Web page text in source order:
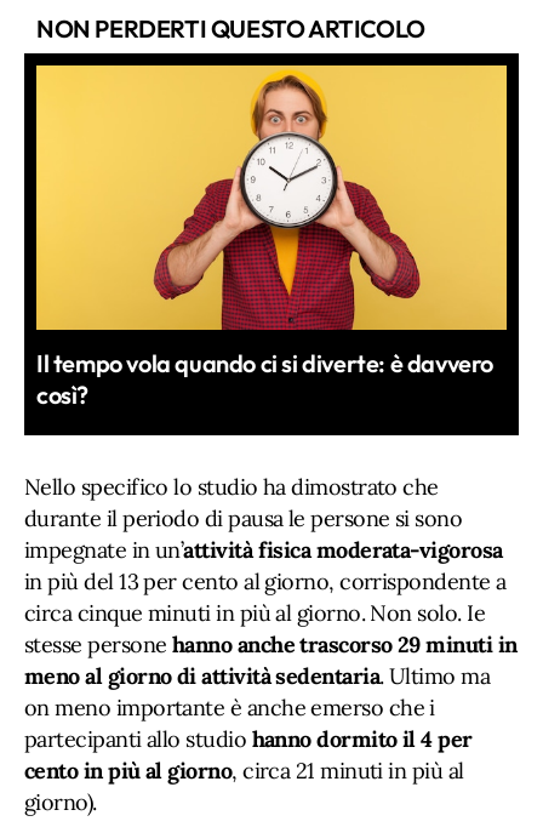
NON PERDERTI QUESTO ARTICOLO
Il tempo vola quando ci si diverte: è davvero
così?
Nello specifico lo studio ha dimostrato che
durante il periodo di pausa le persone si sono
impegnate in un’attività fisica moderata-vigorosa
in più del 13 per cento al giorno, corrispondente a
circa cinque minuti in più al giorno. Non solo. Ie
stesse persone hanno anche trascorso 29 minuti in
meno al giorno di attività sedentaria. Ultimo ma
on meno importante è anche emerso che i
partecipanti allo studio hanno dormito il 4 per
cento in più al giorno, circa 21 minuti in più al
giorno).